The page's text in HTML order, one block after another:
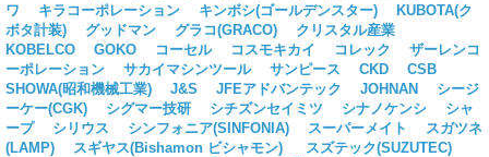
ワ
キラコーポレーション キンボシ(ゴールデンスター)
KUBOTA(ク
ボタ計装)
グッドマン グラコ(GRACO)
クリスタル産業
KOBELCO
GOKO コーセル コスモキカイ コレック
ザーレンコ
ーポレーション
サカイマシンツール サンピース CKD
CSB
SHOWA(昭和機械工業)
J&S JFEアドバンテック JOHNAN
シージ
ーケー(CGK)
シグマー技研 シチズンセイミツ シナノケンシ
シャ
ープ
シリウス シンフォニア(SINFONIA) スーパーメイト
スガツネ
(LAMP)
スギヤス(Bishamon ビシャモン)
スズテック(SUZUTEC)